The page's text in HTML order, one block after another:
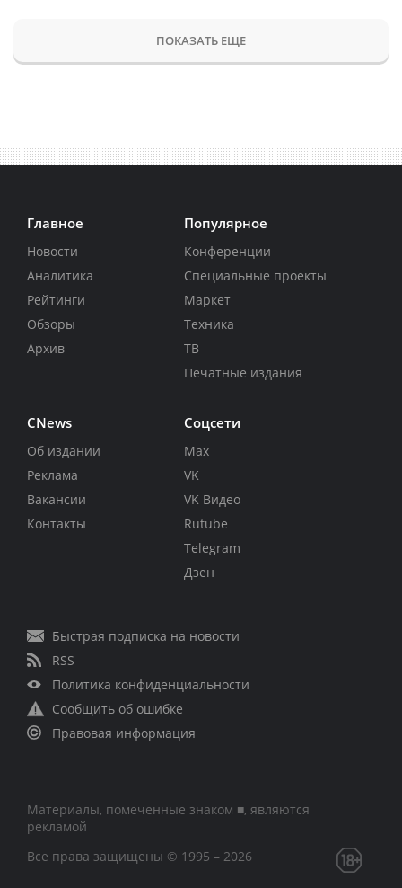
ПОКАЗАТЬ ЕЩЕ
Главное
Новости
Аналитика
Рейтинги
Обзоры
Архив
Популярное
Конференции
Специальные проекты
Маркет
Техника
ТВ
Печатные издания
CNews
Об издании
Реклама
Вакансии
Контакты
Соцсети
Max
VK
VK Видео
Rutube
Telegram
Дзен
Быстрая подписка на новости
RSS
Политика конфиденциальности
Сообщить об ошибке
Правовая информация
Материалы, помеченные знаком ■, являются
рекламой
Все права защищены © 1995 – 2026